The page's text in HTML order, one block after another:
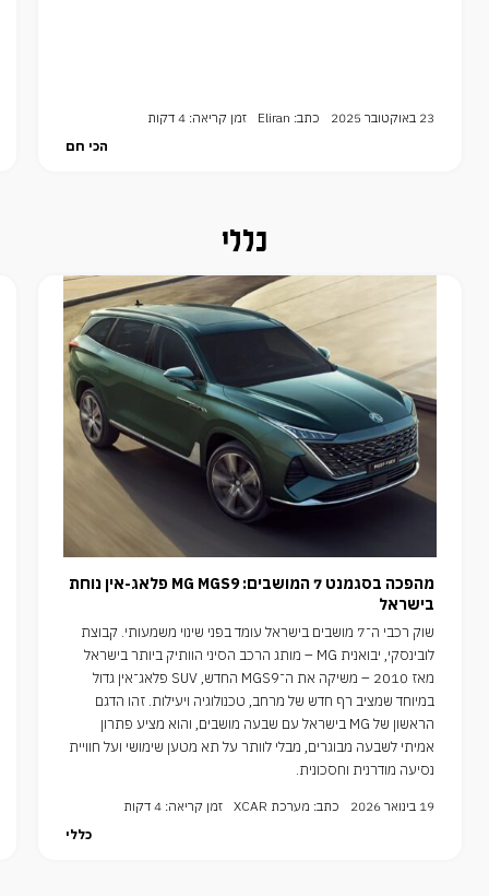
23 באוקטובר 2025 כתב: Eliran
זמן קריאה: 4 דקות
הכי חם
כללי
מהפכה בסגמנט 7 המושבים: MG MGS9 פלאג-אין נוחת
בישראל
שוק רכבי ה־7 מושבים בישראל עומד בפני שינוי משמעותי. קבוצת
לובינסקי, יבואנית MG – מותג הרכב הסיני הוותיק ביותר בישראל
מאז 2010 – משיקה את ה־MGS9 החדש, SUV פלאג־אין גדול
במיוחד שמציב רף חדש של מרחב, טכנולוגיה ויעילות. זהו הדגם
הראשון של MG בישראל עם שבעה מושבים, והוא מציע פתרון
אמיתי לשבעה מבוגרים, מבלי לוותר על תא מטען שימושי ועל חוויית
נסיעה מודרנית וחסכונית.
19 בינואר 2026 כתב: מערכת XCAR
זמן קריאה: 4 דקות
כללי